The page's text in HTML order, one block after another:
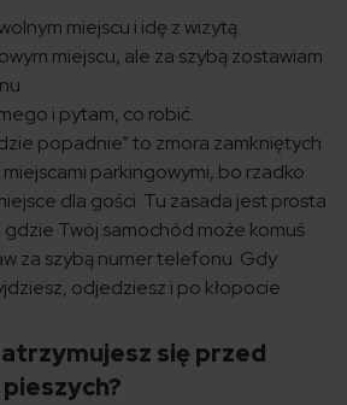
miejscu i idę z wizytą.
miejscu, ale za szybą zostawiam
i pytam, co robić.
popadnie” to zmora zamkniętych
parkingowymi, bo rzadko
dla gości. Tu zasada jest prosta
gdzie Twój samochód może komuś
za szybą numer telefonu. Gdy
odjedziesz i po kłopocie.
się przed